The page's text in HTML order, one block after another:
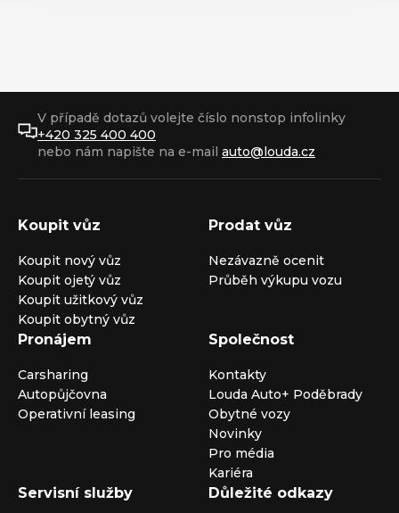
V případě dotazů volejte číslo nonstop infolinky
+420 325 400 400
nebo nám napište na e-mail auto@louda.cz
Koupit vůz
Koupit nový vůz
Koupit ojetý vůz
Koupit užitkový vůz
Koupit obytný vůz
Prodat vůz
Nezávazně ocenit
Průběh výkupu vozu
Pronájem
Carsharing
Autopůjčovna
Operativní leasing
Společnost
Kontakty
Louda Auto+ Poděbrady
Obytné vozy
Novinky
Pro média
Kariéra
Servisní služby Důležité odkazy